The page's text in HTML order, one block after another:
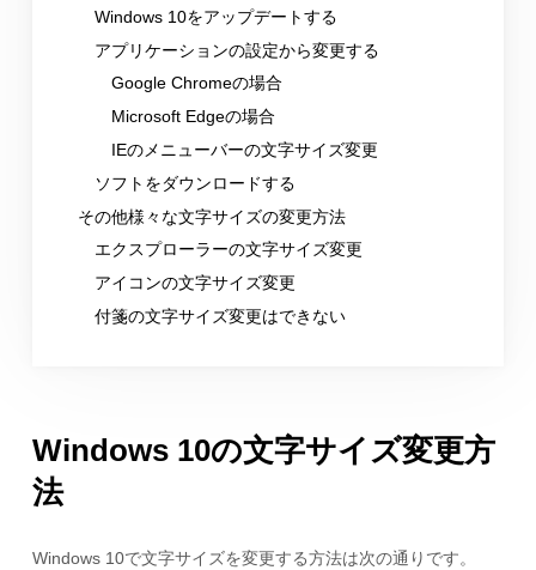
Windows 10をアップデートする
アプリケーションの設定から変更する
Google Chromeの場合
Microsoft Edgeの場合
IEのメニューバーの文字サイズ変更
ソフトをダウンロードする
その他様々な文字サイズの変更方法
エクスプローラーの文字サイズ変更
アイコンの文字サイズ変更
付箋の文字サイズ変更はできない
Windows 10の文字サイズ変更方
法
Windows 10で文字サイズを変更する方法は次の通りです。